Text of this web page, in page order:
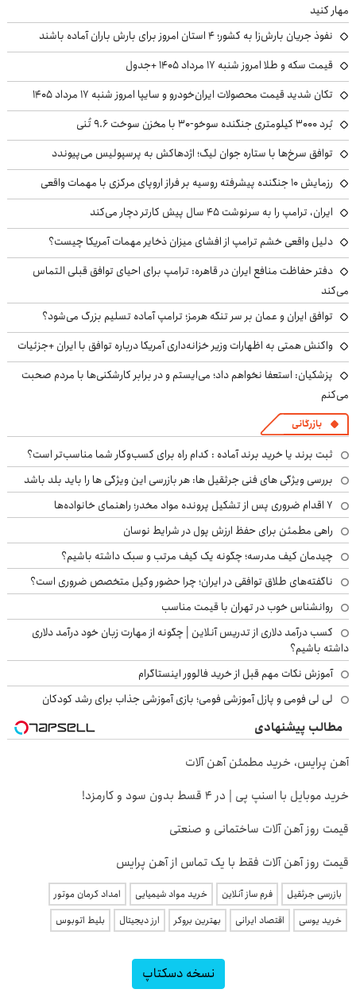
مهار کنید
نفوذ جریان بارش‌زا به کشور؛ ۴ استان امروز برای بارش باران آماده باشند
قیمت سکه و طلا امروز شنبه ۱۷ مرداد ۱۴۰۵ +جدول
تکان شدید قیمت محصولات ایران‌خودرو و سایپا امروز شنبه ۱۷ مرداد ۱۴۰۵
بُرد ۳۰۰۰ کیلومتری جنگنده سوخو-۳۰ با مخزن سوخت ۹.۶ تُنی
توافق سرخ‌ها با ستاره جوان لیگ؛ اژدهاکش به پرسپولیس می‌پیوندد
رزمایش ۱۰ جنگنده پیشرفته روسیه بر فراز اروپای مرکزی با مهمات واقعی
ایران، ترامپ را به سرنوشت ۴۵ سال پیش کارتر دچار می‌کند
دلیل واقعی خشم ترامپ از افشای میزان ذخایر مهمات آمریکا چیست؟
دفتر حفاظت منافع ایران در قاهره: ترامپ برای احیای توافق قبلی التماس
می‌کند
توافق ایران و عمان بر سر تنگه هرمز؛ ترامپ آماده تسلیم بزرگ می‌شود؟
واکنش همتی به اظهارات وزیر خزانه‌داری آمریکا درباره توافق با ایران +جزئیات
پزشکیان: استعفا نخواهم داد؛ می‌ایستم و در برابر کارشکنی‌ها با مردم صحبت
می‌کنم
بازرگانی
ثبت برند یا خرید برند آماده : کدام راه برای کسب‌وکار شما مناسب‌تر است؟
بررسی ویژگی های فنی جرثقیل ها: هر بازرسی این ویژگی ها را باید بلد باشد
۷ اقدام ضروری پس از تشکیل پرونده مواد مخدر؛ راهنمای خانواده‌ها
راهی مطمئن برای حفظ ارزش پول در شرایط نوسان
چیدمان کیف مدرسه؛ چگونه یک کیف مرتب و سبک داشته باشیم؟
ناگفته‌های طلاق توافقی در ایران؛ چرا حضور وکیل متخصص ضروری است؟
روانشناس خوب در تهران با قیمت مناسب
کسب درآمد دلاری از تدریس آنلاین | چگونه از مهارت زبان خود درآمد دلاری
داشته باشیم؟
آموزش نکات مهم قبل از خرید فالوور اینستاگرام
لی لی فومی و پازل آموزشی فومی؛ بازی آموزشی جذاب برای رشد کودکان
مطالب پیشنهادی
آهن پرایس، خرید مطمئن آهن آلات
خرید موبایل با اسنپ پی | در ۴ قسط بدون سود و کارمزد!
قیمت روز آهن آلات ساختمانی و صنعتی
قیمت روز آهن آلات فقط با یک تماس از آهن پرایس
بازرسی جرثقیل فرم ساز آنلاین خرید مواد شیمیایی
امداد کرمان موتور
خرید یوسی
اقتصاد ایرانی بهترین بروکر ارز دیجیتال بلیط اتوبوس
نسخه دسکتاپ